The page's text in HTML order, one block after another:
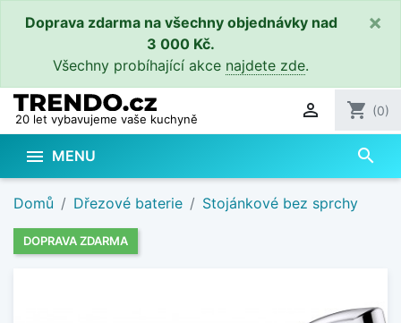
Doprava zdarma na všechny objednávky nad
3 000 Kč.
Všechny probíhající akce najdete zde.
×
20 let vybavujeme vaše kuchyně  shopping_cart (0)
 MENU search
Domů Dřezové baterie Stojánkové bez sprchy
DOPRAVA ZDARMA